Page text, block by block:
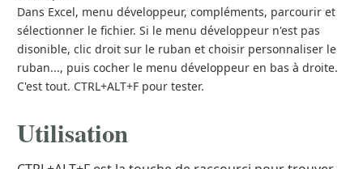
Dans Excel, menu développeur, compléments, parcourir et
sélectionner le fichier. Si le menu développeur n'est pas
disonible, clic droit sur le ruban et choisir personnaliser le
ruban..., puis cocher le menu développeur en bas à droite.
C'est tout. CTRL+ALT+F pour tester.
Utilisation